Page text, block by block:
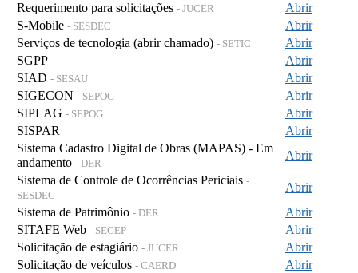
Requerimento para solicitações - JUCER
Abrir
S-Mobile - SESDEC
Abrir
Serviços de tecnologia (abrir chamado) - SETIC
Abrir
SGPP
Abrir
SIAD - SESAU
Abrir
SIGECON - SEPOG
Abrir
SIPLAG - SEPOG
Abrir
SISPAR
Abrir
Sistema Cadastro Digital de Obras (MAPAS) - Em
andamento - DER
Abrir
Sistema de Controle de Ocorrências Periciais -
SESDEC
Abrir
Sistema de Patrimônio - DER
Abrir
SITAFE Web - SEGEP
Abrir
Solicitação de estagiário - JUCER
Abrir
Solicitação de veículos - CAERD
Abrir